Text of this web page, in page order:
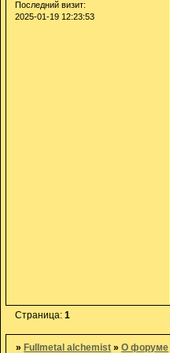
Последний визит:
2025-01-19 12:23:53
Страница:1
» Fullmetal alchemist »О форуме